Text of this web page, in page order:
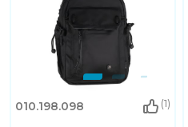
010.198.098 (1)